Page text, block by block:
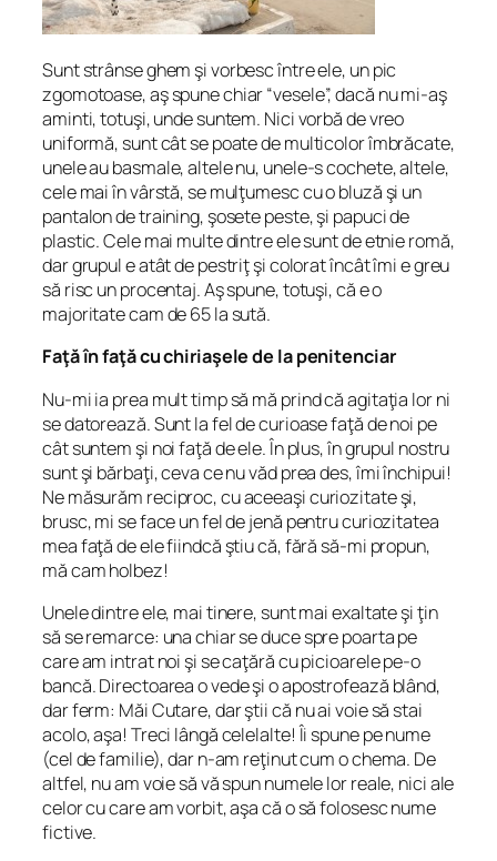
Sunt strânse ghem şi vorbesc între ele, un pic
zgomotoase, aş spune chiar “vesele”, dacă nu mi-aş
aminti, totuşi, unde suntem. Nici vorbă de vreo
uniformă, sunt cât se poate de multicolor îmbrăcate,
unele au basmale, altele nu, unele-s cochete, altele,
cele mai în vârstă, se mulţumesc cu o bluză şi un
pantalon de training, şosete peste, şi papuci de
plastic. Cele mai multe dintre ele sunt de etnie romă,
dar grupul e atât de pestriţ şi colorat încât îmi e greu
să risc un procentaj. Aş spune, totuşi, că e o
majoritate cam de 65 la sută.
Faţă în faţă cu chiriaşele de la penitenciar
Nu-mi ia prea mult timp să mă prind că agitaţia lor ni
se datorează. Sunt la fel de curioase faţă de noi pe
cât suntem şi noi faţă de ele. În plus, în grupul nostru
sunt şi bărbaţi, ceva ce nu văd prea des, îmi închipui!
Ne măsurăm reciproc, cu aceeaşi curiozitate şi,
brusc, mi se face un fel de jenă pentru curiozitatea
mea faţă de ele fiindcă ştiu că, fără să-mi propun,
mă cam holbez!
Unele dintre ele, mai tinere, sunt mai exaltate şi ţin
să se remarce: una chiar se duce spre poarta pe
care am intrat noi şi se caţără cu picioarele pe-o
bancă. Directoarea o vede şi o apostrofează blând,
dar ferm: Măi Cutare, dar ştii că nu ai voie să stai
acolo, aşa! Treci lângă celelalte!Îi spune pe nume
(cel de familie), dar n-am reţinut cum o chema. De
altfel, nu am voie să vă spun numele lor reale, nici ale
celor cu care am vorbit, aşa că o să folosesc nume
fictive.